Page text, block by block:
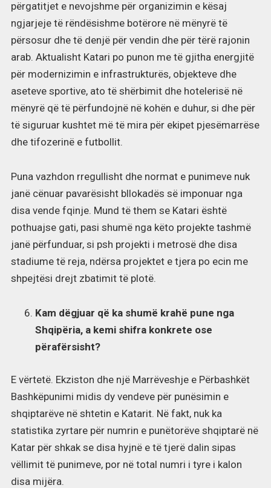
përgatitjet e nevojshme për organizimin e kësaj
ngjarjeje të rëndësishme botërore në mënyrë të
përsosur dhe të denjë për vendin dhe për tërë rajonin
arab. Aktualisht Katari po punon me të gjitha energjitë
për modernizimin e infrastrukturës, objekteve dhe
aseteve sportive, ato të shërbimit dhe hotelerisë në
mënyrë që të përfundojnë në kohën e duhur, si dhe për
të siguruar kushtet më të mira për ekipet pjesëmarrëse
dhe tifozerinë e futbollit.
Puna vazhdon rregullisht dhe normat e punimeve nuk
janë cënuar pavarësisht bllokadës së imponuar nga
disa vende fqinje. Mund të them se Katari është
pothuajse gati, pasi shumë nga këto projekte tashmë
janë përfunduar, si psh projekti i metrosë dhe disa
stadiume të reja, ndërsa projektet e tjera po ecin me
shpejtësi drejt zbatimit të plotë.
Kam dëgjuar që ka shumë krahë pune nga
Shqipëria, a kemi shifra konkrete ose
përafërsisht?
E vërtetë. Ekziston dhe një Marrëveshje e Përbashkët
Bashkëpunimi midis dy vendeve për punësimin e
shqiptarëve në shtetin e Katarit. Në fakt, nuk ka
statistika zyrtare për numrin e punëtorëve shqiptarë në
Katar për shkak se disa hyjnë e të tjerë dalin sipas
vëllimit të punimeve, por në total numri i tyre i kalon
disa mijëra.